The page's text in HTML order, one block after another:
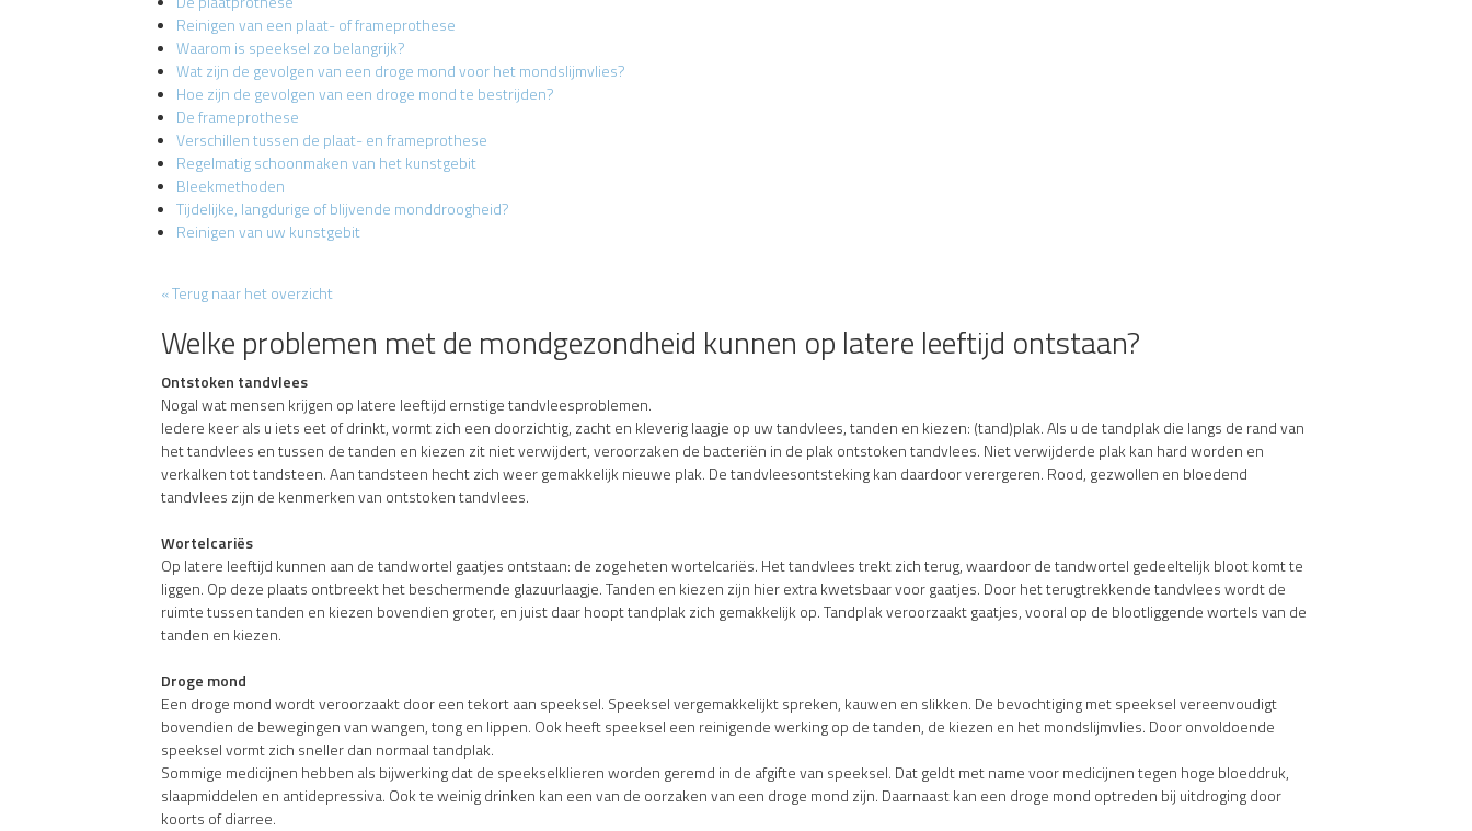
Reinigen van een plaat- of frameprothese
Waarom is speeksel zo belangrijk?
Wat zijn de gevolgen van een droge mond voor het mondslijmvlies?
Hoe zijn de gevolgen van een droge mond te bestrijden?
De frameprothese
Verschillen tussen de plaat- en frameprothese
Regelmatig schoonmaken van het kunstgebit
Bleekmethoden
Tijdelijke, langdurige of blijvende monddroogheid?
Reinigen van uw kunstgebit
« Terug naar het overzicht
Welke problemen met de mondgezondheid kunnen op latere leeftijd ontstaan?
Ontstoken tandvlees
Nogal wat mensen krijgen op latere leeftijd ernstige tandvleesproblemen.
Iedere keer als u iets eet of drinkt, vormt zich een doorzichtig, zacht en kleverig laagje op uw tandvlees, tanden en kiezen: (tand)plak. Als u de tandplak die langs de rand van
het tandvlees en tussen de tanden en kiezen zit niet verwijdert, veroorzaken de bacteriën in de plak ontstoken tandvlees. Niet verwijderde plak kan hard worden en
verkalken tot tandsteen. Aan tandsteen hecht zich weer gemakkelijk nieuwe plak. De tandvleesontsteking kan daardoor verergeren. Rood, gezwollen en bloedend
tandvlees zijn de kenmerken van ontstoken tandvlees.
Wortelcariës
Op latere leeftijd kunnen aan de tandwortel gaatjes ontstaan: de zogeheten wortelcariës. Het tandvlees trekt zich terug, waardoor de tandwortel gedeeltelijk bloot komt te
liggen. Op deze plaats ontbreekt het beschermende glazuurlaagje. Tanden en kiezen zijn hier extra kwetsbaar voor gaatjes. Door het terugtrekkende tandvlees wordt de
ruimte tussen tanden en kiezen bovendien groter, en juist daar hoopt tandplak zich gemakkelijk op. Tandplak veroorzaakt gaatjes, vooral op de blootliggende wortels van de
tanden en kiezen.
Droge mond
Een droge mond wordt veroorzaakt door een tekort aan speeksel. Speeksel vergemakkelijkt spreken, kauwen en slikken. De bevochtiging met speeksel vereenvoudigt
bovendien de bewegingen van wangen, tong en lippen. Ook heeft speeksel een reinigende werking op de tanden, de kiezen en het mondslijmvlies. Door onvoldoende
speeksel vormt zich sneller dan normaal tandplak.
Sommige medicijnen hebben als bijwerking dat de speekselklieren worden geremd in de afgifte van speeksel. Dat geldt met name voor medicijnen tegen hoge bloeddruk,
slaapmiddelen en antidepressiva. Ook te weinig drinken kan een van de oorzaken van een droge mond zijn. Daarnaast kan een droge mond optreden bij uitdroging door
koorts of diarree.